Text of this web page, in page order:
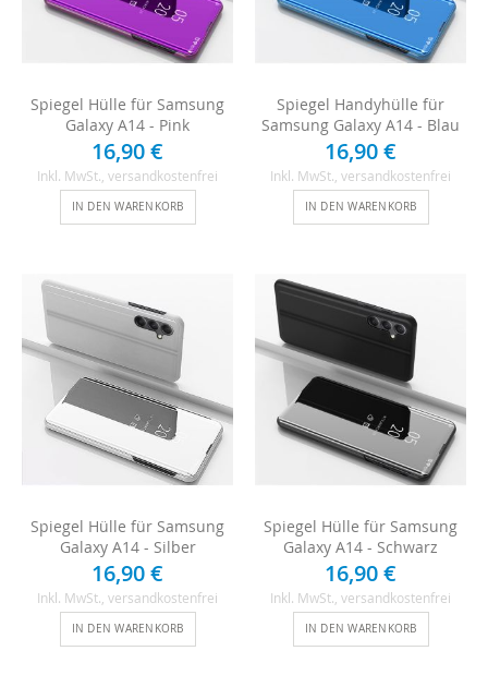
Spiegel Hülle für Samsung
Galaxy A14 - Pink
16,90 €
Inkl. MwSt. , versandkostenfrei
IN DEN WARENKORB
Spiegel Handyhülle für
Samsung Galaxy A14 - Blau
16,90 €
Inkl. MwSt. , versandkostenfrei
IN DEN WARENKORB
Spiegel Hülle für Samsung
Galaxy A14 - Silber
16,90 €
Inkl. MwSt. , versandkostenfrei
IN DEN WARENKORB
Spiegel Hülle für Samsung
Galaxy A14 - Schwarz
16,90 €
Inkl. MwSt. , versandkostenfrei
IN DEN WARENKORB